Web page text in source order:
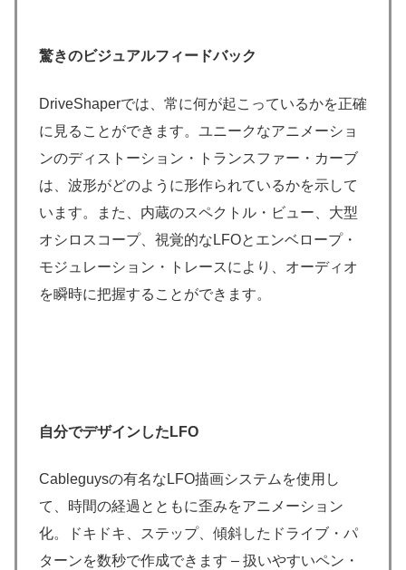
驚きのビジュアルフィードバック
DriveShaperでは、常に何が起こっているかを正確
に見ることができます。ユニークなアニメーショ
ンのディストーション・トランスファー・カーブ
は、波形がどのように形作られているかを示して
います。また、内蔵のスペクトル・ビュー、大型
オシロスコープ、視覚的なLFOとエンベロープ・
モジュレーション・トレースにより、オーディオ
を瞬時に把握することができます。
自分でデザインしたLFO
Cableguysの有名なLFO描画システムを使用し
て、時間の経過とともに歪みをアニメーション
化。ドキドキ、ステップ、傾斜したドライブ・パ
ターンを数秒で作成できます – 扱いやすいペン・